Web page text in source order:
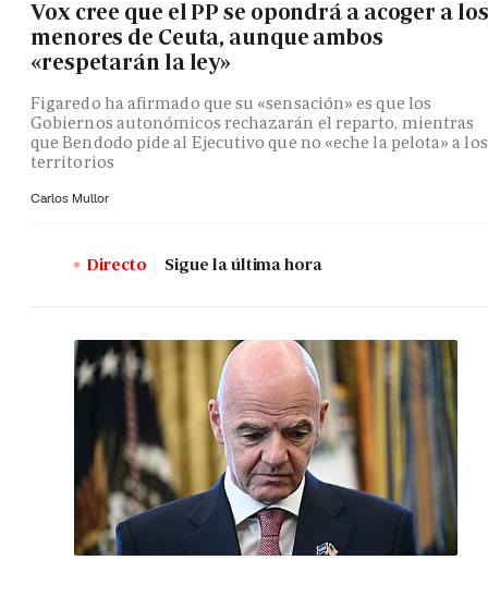
Vox cree que el PP se opondrá a acoger a los
menores de Ceuta, aunque ambos
«respetarán la ley»
Figaredo ha afirmado que su «sensación» es que los
Gobiernos autonómicos rechazarán el reparto, mientras
que Bendodo pide al Ejecutivo que no «eche la pelota» a los
territorios
Carlos Mullor
Directo Sigue la última hora